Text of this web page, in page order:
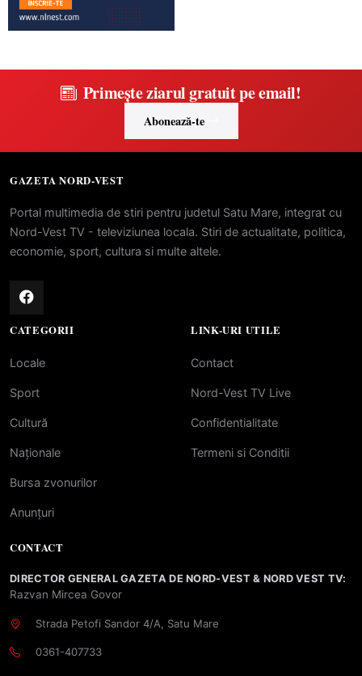
Primește ziarul gratuit pe email!
Abonează-te
GAZETA NORD-VEST
Portal multimedia de stiri pentru judetul Satu Mare, integrat cu
Nord-Vest TV - televiziunea locala. Stiri de actualitate, politica,
economie, sport, cultura si multe altele.
CATEGORII
Locale
Sport
Cultură
Naționale
Bursa zvonurilor
Anunțuri
LINK-URI UTILE
Contact
Nord-Vest TV Live
Confidentialitate
Termeni si Conditii
CONTACT
DIRECTOR GENERAL GAZETA DE NORD-VEST & NORD VEST TV:
Razvan Mircea Govor
Strada Petofi Sandor 4/A, Satu Mare
0361-407733